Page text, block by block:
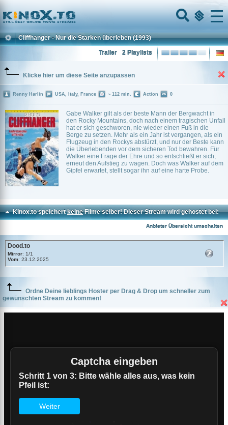
Home
Menu
Cliffhanger - Nur die Starken überleben (1993)
2 Playlists
Trailer
Klicke hier um diese Seite anzupassen
Gabe Walker gilt als der beste Mann der Bergwacht in
den Rocky Mountains, doch nach einem tragischen Unfall
hat er sich geschworen, nie wieder einen Fuß in die
Berge zu setzen. Mehr als ein Jahr ist vergangen, als ein
Flugzeug in den Rockys abstürzt, und nur der Beste kann
die Überlebenden vor dem sicheren Tod bewahren. Für
Walker eine Frage der Ehre und so entschließt er sich,
erneut den Aufstieg zu wagen. Doch was Walker auf dem
Gipfel erwartet, stellt sogar ihn auf eine harte Probe.
Renny Harlin USA, Italy, France ~ 112 min. Action 0
Kinox.to speichertkeineFilme selber! Dieser Stream wird gehostet bei:
Anbieter Übersicht umschalten
Dood.to
Mirror: 1/1
Vom: 23.12.2025
Ordne Deine lieblings Hoster per Drag & Drop um schneller zum
gewünschten Stream zu kommen!